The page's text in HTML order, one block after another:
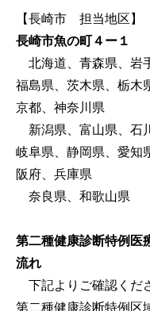
【長崎市 担当地区】
長崎市魚の町４ー１
北海道、青森県、岩
福島県、茨木県、栃木
京都、神奈川県
新潟県、富山県、石
岐阜県、静岡県、愛知
阪府、兵庫県
奈良県、和歌山県
第二種健康診断特例医
流れ
下記よりご確認くだ
第二種健康診断特例